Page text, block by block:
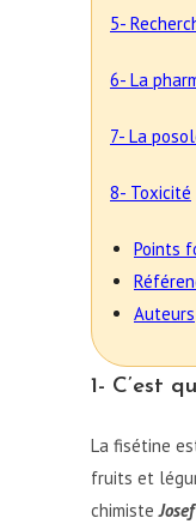
5-
6- La
7- La
8- Toxicité
Points
Auteurs
1- C’est
La fisétine
fruits et
chimiste